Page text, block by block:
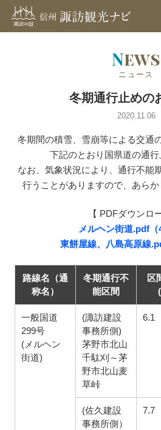
News
ニュース
冬期通行止めの
2020.11.06
冬期間の積雪、雪崩等による交通
下記のとおり国県道の通行
なお、気象状況により、通行不能
行うことがありますので、あらか
【 PDFダウンロ
メルヘン街道.pdf（
東餅屋線、八島高原線
路線名（通
称名）
冬期通行不
能区間
区
一般国道
299号
(メルヘン
街道)
(諏訪建設
事務所側)
茅野市北山
千駄刈～茅
野市北山麦
草峠
6.1
(佐久建設
事務所側）
7.7